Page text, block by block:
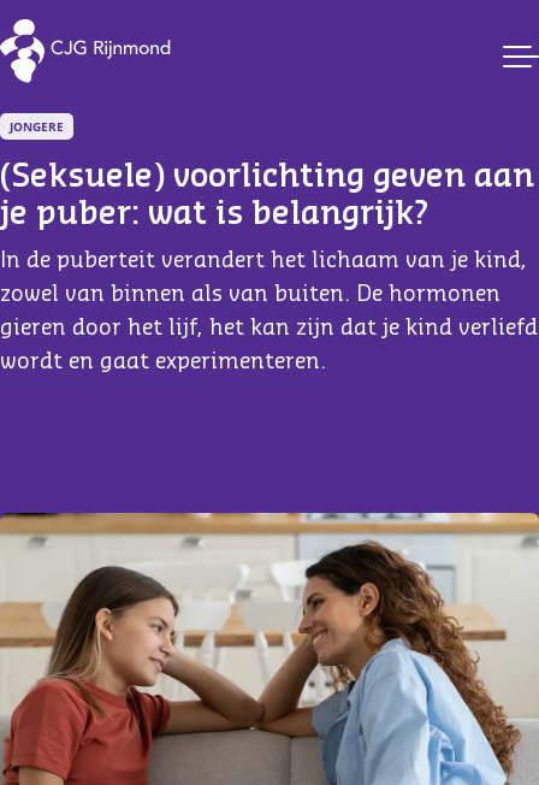
CJG Rijnmond
JONGERE
(Seksuele) voorlichting geven aan
je puber: wat is belangrijk?
In de puberteit verandert het lichaam van je kind,
zowel van binnen als van buiten. De hormonen
gieren door het lijf, het kan zijn dat je kind verliefd
wordt en gaat experimenteren.